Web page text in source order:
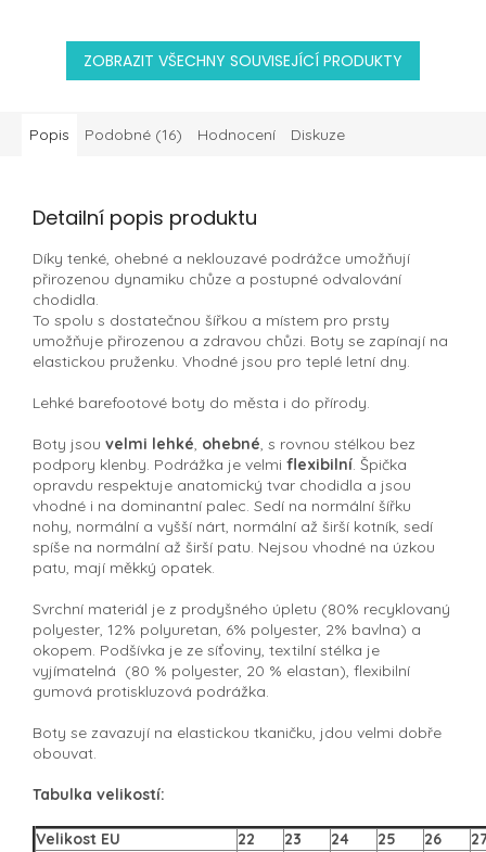
ZOBRAZIT VŠECHNY SOUVISEJÍCÍ PRODUKTY
Popis Podobné (16) Hodnocení Diskuze
Detailní popis produktu
Díky tenké, ohebné a neklouzavé podrážce umožňují
přirozenou dynamiku chůze a postupné odvalování
chodidla.
To spolu s dostatečnou šířkou a místem pro prsty
umožňuje přirozenou a zdravou chůzi. Boty se zapínají na
elastickou pruženku. Vhodné jsou pro teplé letní dny.
Lehké barefootové boty do města i do přírody.
Boty jsou velmi lehké, ohebné, s rovnou stélkou bez
podpory klenby. Podrážka je velmi flexibilní. Špička
opravdu respektuje anatomický tvar chodidla a jsou
vhodné i na dominantní palec. Sedí na normální šířku
nohy, normální a vyšší nárt, normální až širší kotník, sedí
spíše na normální až širší patu. Nejsou vhodné na úzkou
patu, mají měkký opatek.
Svrchní materiál je z prodyšného úpletu (80% recyklovaný
polyester, 12% polyuretan, 6% polyester, 2% bavlna) a
okopem. Podšívka je ze síťoviny, textilní stélka je
vyjímatelná (80 % polyester, 20 % elastan), flexibilní
gumová protiskluzová podrážka.
Boty se zavazují na elastickou tkaničku, jdou velmi dobře
obouvat.
Tabulka velikostí:
Velikost EU 22 23 24 25 26